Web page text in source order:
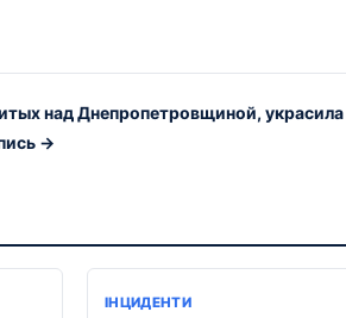
над Днепропетровщиной, украсила
→
ІНЦИДЕНТИ